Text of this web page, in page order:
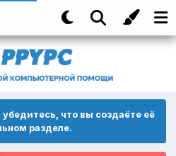
что вы создаёте её
разделе.